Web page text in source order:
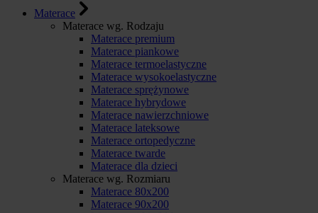
Materace
Materace wg. Rodzaju
Materace premium
Materace piankowe
Materace termoelastyczne
Materace wysokoelastyczne
Materace sprężynowe
Materace hybrydowe
Materace nawierzchniowe
Materace lateksowe
Materace ortopedyczne
Materace twarde
Materace dla dzieci
Materace wg. Rozmiaru
Materace 80x200
Materace 90x200